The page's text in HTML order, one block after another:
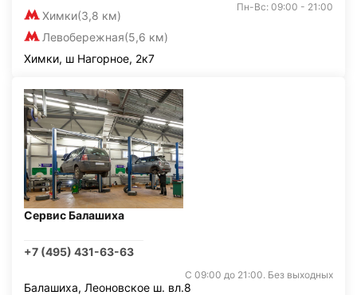
Химки(3,8 км)
Левобережная(5,6 км)
Пн-Вс: 09:00 - 21:00
Химки, ш Нагорное, 2к7
Сервис Балашиха
+7 (495) 431-63-63
С 09:00 до 21:00. Без выходных
Балашиха, Леоновское ш. вл.8